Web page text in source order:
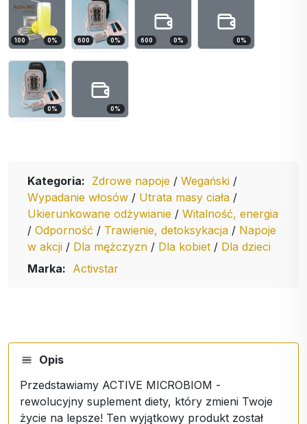
100 0% 600 0% 600 0% 0%
0% 0%
Kategoria: Zdrowe napoje / Wegański /
Wypadanie włosów / Utrata masy ciała /
Ukierunkowane odżywianie / Witalność, energia
/ Odporność / Trawienie, detoksykacja / Napoje
w akcji / Dla mężczyzn / Dla kobiet / Dla dzieci
Marka: Activstar
Opis
Przedstawiamy ACTIVE MICROBIOM -
rewolucyjny suplement diety, który zmieni Twoje
życie na lepsze! Ten wyjątkowy produkt został